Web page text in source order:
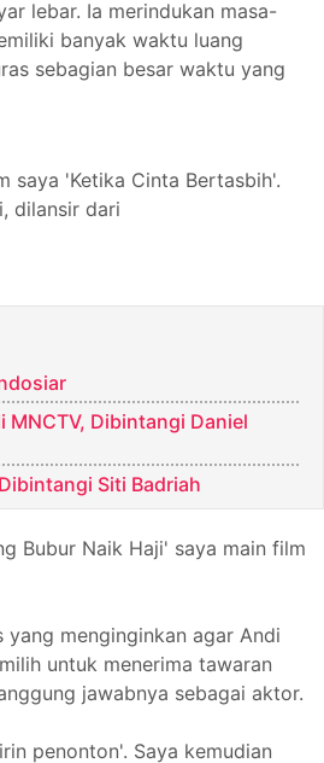
lebar. Ia merindukan masa-
banyak waktu luang
sebagian besar waktu yang
saya 'Ketika Cinta Bertasbih'.
dilansir dari
MNCTV, Dibintangi Daniel
Siti Badriah
Bubur Naik Haji' saya main film
menginginkan agar Andi
untuk menerima tawaran
jawabnya sebagai aktor.
penonton'. Saya kemudian